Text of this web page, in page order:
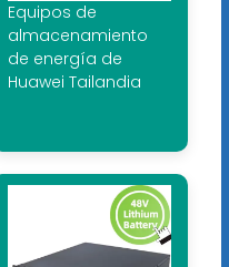
Equipos de
almacenamiento
de energía de
Huawei Tailandia